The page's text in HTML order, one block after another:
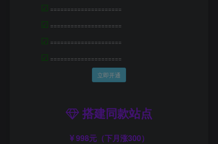
☑ =====================
☑ =====================
☑ =====================
☑ =====================
立即开通
搭建同款站点
998元（下月涨300）